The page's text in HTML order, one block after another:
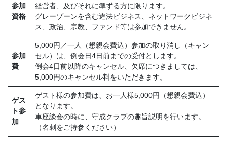
参加
資格
経営者、及びそれに準ずる方に限ります。
グレーゾーンを含む違法ビジネス、ネットワークビジネ
ス、政治、宗教、ファンド等は参加できません。
参加
費
5,000円／一人（懇親会費込）参加の取り消し（キャン
セル）は、例会日4日前までの受付とします。
例会4日前以降のキャンセル、欠席につきましては、
5,000円のキャンセル料をいただきます。
ゲス
ト参
加
ゲスト様の参加費は、お一人様5,000円（懇親会費込）
となります。
車座談会の時に、守成クラブの趣旨説明を行います。
（名刺をご持参ください）